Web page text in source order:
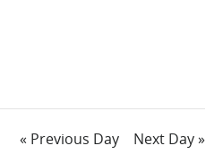
« Previous Day Next Day»